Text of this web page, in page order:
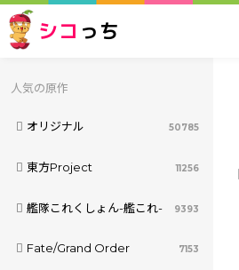
シコ っち
人気の原作
オリジナル 50785
東方Project 11256
艦隊これくしょん-艦これ- 9393
Fate/Grand Order 7153